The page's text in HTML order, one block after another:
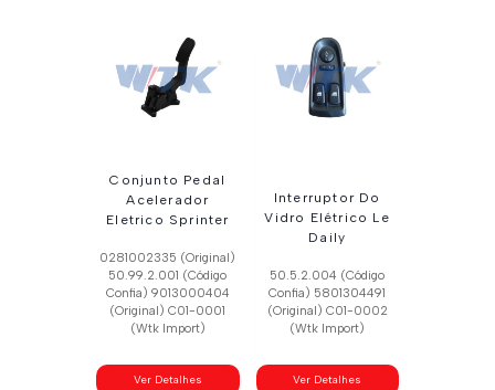
Conjunto Pedal
Acelerador
Eletrico Sprinter
0281002335 (Original)
50.99.2.001 (Código
Confia) 9013000404
(Original) C01-0001
(Wtk Import)
Ver Detalhes
Interruptor Do
Vidro Elétrico Le
Daily
50.5.2.004 (Código
Confia) 5801304491
(Original) C01-0002
(Wtk Import)
Ver Detalhes